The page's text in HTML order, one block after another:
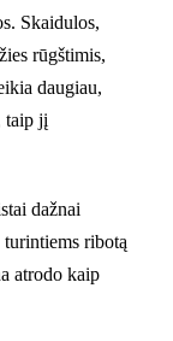
Skaidulos,
rūgštimis,
daugiau,
taip jį
dažnai
ribotą
atrodo kaip